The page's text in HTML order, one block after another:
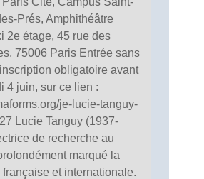
Prés, Amphithéâtre
2e étage, 45 rue des
75006 Paris Entrée sans
obligatoire avant
4 juin, sur ce lien :
je-lucie-tanguy-
Lucie Tanguy (1937-
de recherche au
marqué la
et internationale.